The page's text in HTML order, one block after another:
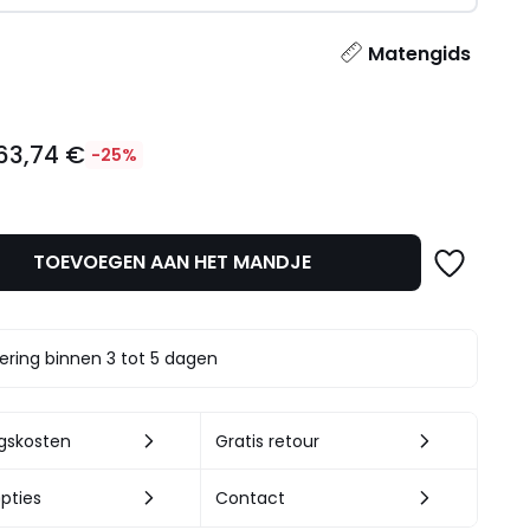
Matengids
€ -25%
TOEVOEGEN AAN HET MANDJE
binnen 3 tot 5 dagen
Gratis retour
Contact